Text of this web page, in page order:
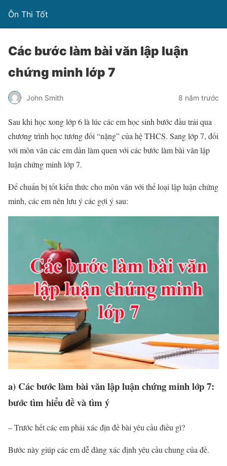
Ôn Thi Tốt
Các bước làm bài văn lập luận
chứng minh lớp 7
John Smith 8 năm trước
Sau khi học xong lớp 6 là lúc các em học sinh bước đầu trải qua
chương trình học tương đối “nặng” của hệ THCS. Sang lớp 7, đối
với môn văn các em dần làm quen với các bước làm bài văn lập
luận chứng minh lớp 7.
Để chuẩn bị tốt kiến thức cho môn văn với thể loại lập luận chứng
minh, các em nên lưu ý các gợi ý sau:
a) Các bước làm bài văn lập luận chứng minh lớp 7:
bước tìm hiểu đề và tìm ý
– Trước hết các em phải xác địn đề bài yêu cầu điều gì?
Bước này giúp các em dễ dàng xác định yêu cầu chung của đề.